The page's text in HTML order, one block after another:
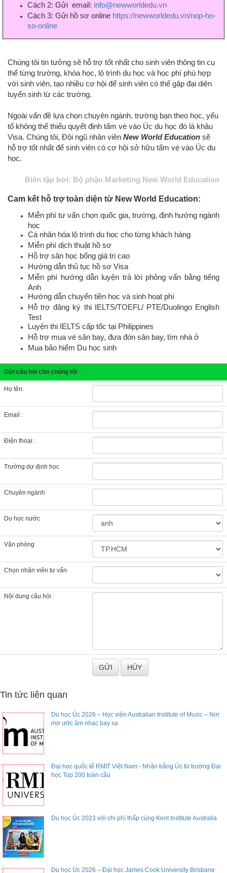
Cách 2: Gửi email: info@newworldedu.vn
Cách 3: Gửi hồ sơ online https://newworldedu.vn/nop-ho-
so-online
Chúng tôi tin tưởng sẽ hỗ trợ tốt nhất cho sinh viên thông tin cụ
thể từng trường, khóa học, lộ trình du học và học phí phù hợp
với sinh viên, tạo nhiều cơ hội để sinh viên có thể gặp đại diện
tuyển sinh từ các trường.
Ngoài vấn đề lựa chọn chuyên ngành, trường bạn theo học, yếu
tố không thể thiếu quyết định tấm vé vào Úc du học đó là khâu
Visa. Chúng tôi, Đội ngũ nhân viên New World Education sẽ
hỗ trợ tốt nhất để sinh viên có cơ hội sở hữu tấm vé vào Úc du
học.
Biên tập bởi: Bộ phận Marketing New World Education
Cam kết hỗ trợ toàn diện từ New World Education:
Miễn phí tư vấn chọn quốc gia, trường, định hướng ngành
học
Cá nhân hóa lộ trình du học cho từng khách hàng
Miễn phí dịch thuật hồ sơ
Hỗ trợ săn học bổng giá trị cao
Hướng dẫn thủ tục hồ sơ Visa
Miễn phí hướng dẫn luyện trả lời phỏng vấn bằng tiếng
Anh
Hướng dẫn chuyển tiền học và sinh hoạt phí
Hỗ trợ đăng ký thi IELTS/TOEFL/ PTE/Duolingo English
Test
Luyện thi IELTS cấp tốc tại Philippines
Hỗ trợ mua vé sân bay, đưa đón sân bay, tìm nhà ở
Mua bảo hiểm Du học sinh
Gửi câu hỏi cho chúng tôi
Họ tên:
Email :
Điện thoại :
Trường dự định học
Chuyên ngành
Du học nước
Văn phòng
Chọn nhân viên tư vấn
Nội dung câu hỏi :
Tin tức liên quan
Du học Úc 2026 – Học viện Australian Institute of Music – Nơi
mơ ước âm nhạc bay xa
Đại học quốc tế RMIT Việt Nam - Nhận bằng Úc từ trường Đại
học Top 200 toàn cầu
Du học Úc 2023 với chi phí thấp cùng Kent Institute Australia
Du học Úc 2026 – Đại học James Cook University Brisbane